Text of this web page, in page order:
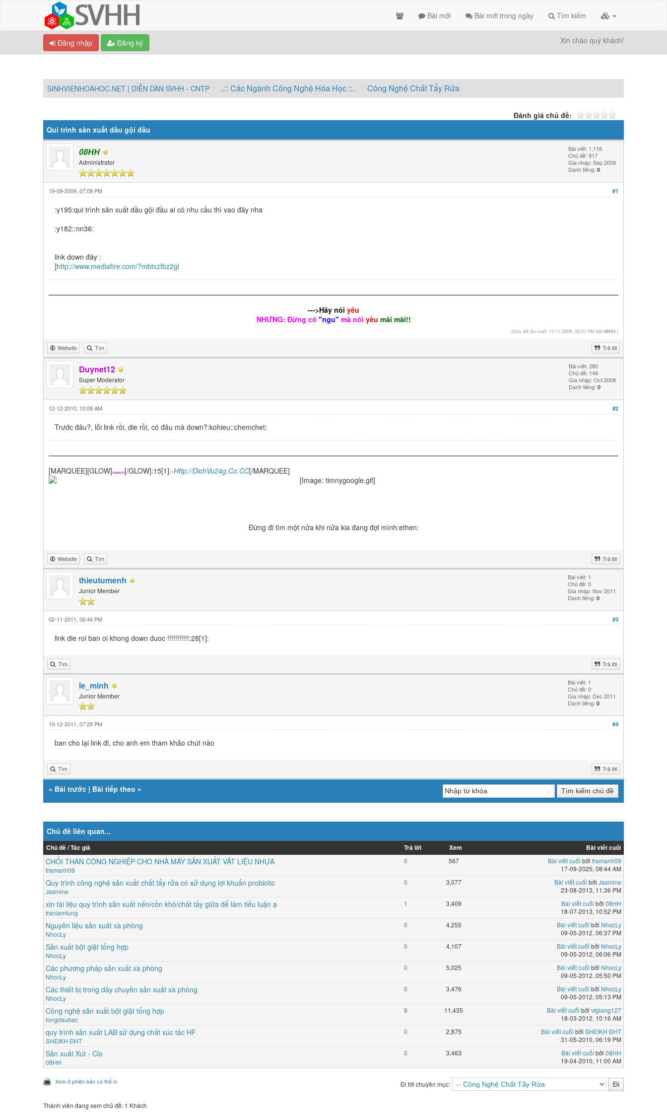
Bài mới Bài mới trong ngày Tìm kiếm
Đăng nhập Đăng ký Xin chào quý khách!
SINHVIENHOAHOC.NET | DIỄN DÀN SVHH - CNTP ..:: Các Ngành Công Nghệ Hóa Học ::.. Công Nghệ Chất Tẩy Rửa
Đánh giá chủ đề:
Qui trình sản xuất dầu gội đầu
08HH
Administrator
Bài viết: 1,116
Chủ đề: 917
Gia nhập: Sep 2009
Danh tiếng: 0
#1
19-09-2009, 07:09 PM
:y195:qui trình sản xuất dầu gội đầu ai có nhu cầu thì vao đây nha
:y182::nn36:
link down đây :
]http://www.mediafire.com/?mbtxzfbz2gl
--->Hãy nói yêu
NHƯNG: Đừng có "ngu" mà nói yêu mãi mãi!!
(Sửa đổi lần cuối: 11-11-2009, 05:27 PM bởi 08HH.)
Website Tìm Trả lời
Duynet12
Super Moderator
Bài viết: 280
Chủ đề: 149
Gia nhập: Oct 2009
Danh tiếng: 0
#2
12-12-2010, 10:09 AM
Trước đâu?, lỗi link rồi, die rồi, có đâu mà down?:kohieu::chemchet:
[MARQUEE][GLOW]DuyNet12[/GLOW]:15[1]:-Http://DichVu24g.Co.CC[/MARQUEE]
Đừng đi tìm một nửa khi nửa kia đang đợi mình:ethen:
Website Tìm Trả lời
thieutumenh
Junior Member
Bài viết: 1
Chủ đề: 0
Gia nhập: Nov 2011
Danh tiếng: 0
#3
02-11-2011, 06:44 PM
link die roi ban oi khong down duoc !!!!!!!!!!!:28[1]:
Tìm Trả lời
le_minh
Junior Member
Bài viết: 1
Chủ đề: 0
Gia nhập: Dec 2011
Danh tiếng: 0
#4
10-12-2011, 07:29 PM
ban cho lại link đi, cho anh em tham khảo chút nào
Tìm Trả lời
« Bài trước | Bài tiếp theo »
Chủ đề liên quan...
Chủ đề / Tác giả Trả lời Xem Bài viết cuối
CHỔI THAN CÔNG NGHIỆP CHO NHÀ MÁY SẢN XUẤT VẬT LIỆU NHỰA
tramanh09
0 567 Bài viết cuối bởi tramanh09
17-09-2025, 08:44 AM
Quy trình công nghệ sản xuất chất tẩy rửa có sử dụng lợi khuẩn probiotic
Jasmine
0 3,077 Bài viết cuối bởi Jasmine
23-08-2013, 11:36 PM
xin tài liệu quy trình sản xuất nến/cồn khô/chất tẩy giửa để làm tiểu luận ạ
tranlamtung
1 3,409 Bài viết cuối bởi 08HH
18-07-2013, 10:52 PM
Nguyên liệu sản xuất xà phòng
NhocLy
0 4,255 Bài viết cuối bởi NhocLy
09-05-2012, 06:37 PM
Sản xuất bột giặt tổng hợp
NhocLy
0 4,107 Bài viết cuối bởi NhocLy
09-05-2012, 06:06 PM
Các phương pháp sản xuất xà phòng
NhocLy
0 5,025 Bài viết cuối bởi NhocLy
09-05-2012, 05:50 PM
Các thiết bị trong dây chuyền sản xuất xà phòng
NhocLy
0 3,476 Bài viết cuối bởi NhocLy
09-05-2012, 05:13 PM
Công nghệ sản xuất bột giặt tổng hợp
longdaubac
8 11,435 Bài viết cuối bởi vtgiang127
18-03-2012, 10:16 AM
quy trình sản xuất LAB sử dụng chất xúc tác HF
SHEIKH ĐHT
0 2,875 Bài viết cuối bởi SHEIKH ĐHT
31-05-2010, 06:19 PM
Sản xuất Xút - Clo
08HH
0 3,463 Bài viết cuối bởi 08HH
19-04-2010, 11:00 AM
Xem ở phiên bản có thể in Đi tới chuyên mục:
Thành viên đang xem chủ đề: 1 Khách